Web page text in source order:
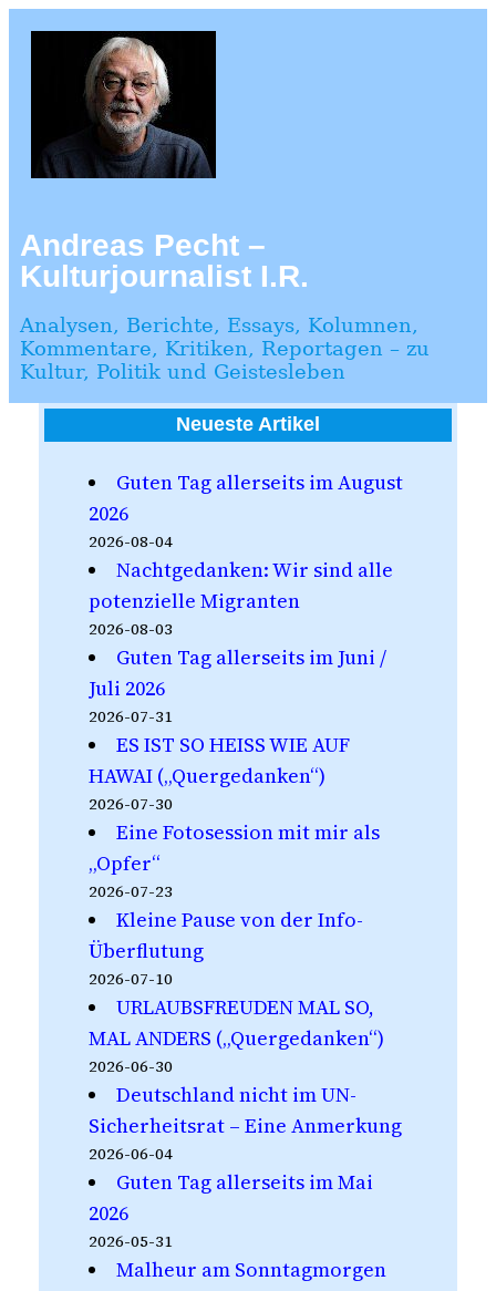
springen
Andreas Pecht –
Kulturjournalist I.R.
Analysen, Berichte, Essays, Kolumnen,
Kommentare, Kritiken, Reportagen – zu
Kultur, Politik und Geistesleben
Neueste Artikel
Guten Tag allerseits im August
2026
2026-08-04
Nachtgedanken: Wir sind alle
potenzielle Migranten
2026-08-03
Guten Tag allerseits im Juni /
Juli 2026
2026-07-31
ES IST SO HEISS WIE AUF
HAWAI („Quergedanken“)
2026-07-30
Eine Fotosession mit mir als
„Opfer“
2026-07-23
Kleine Pause von der Info-
Überflutung
2026-07-10
URLAUBSFREUDEN MAL SO,
MAL ANDERS („Quergedanken“)
2026-06-30
Deutschland nicht im UN-
Sicherheitsrat – Eine Anmerkung
2026-06-04
Guten Tag allerseits im Mai
2026
2026-05-31
Malheur am Sonntagmorgen